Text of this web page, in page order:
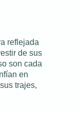
reflejada
de sus
son cada
en
trajes,